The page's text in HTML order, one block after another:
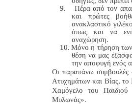
9.
Πέρα από τον
και πρώτες
ανακλαστικό
όπως και να
αναχώρηση.
10. Μόνο η τήρηση των
θέση να μας
την αποφυγή ενός
Οι παραπάνω συμβουλές
Ατυχημάτων και Βίας,
Χαμόγελο του
Μυλωνάς».